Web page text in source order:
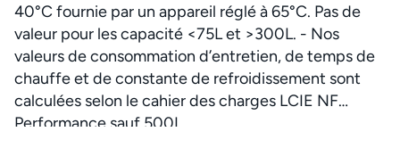
40°C fournie par un appareil réglé à 65°C. Pas de
valeur pour les capacité <75L et >300L. - Nos
valeurs de consommation d’entretien, de temps de
chauffe et de constante de refroidissement sont
calculées selon le cahier des charges LCIE NF
Performance sauf 500L.